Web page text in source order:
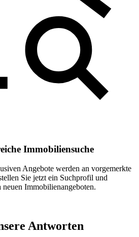
Immobiliensuche
Angebote werden an vorgemerkte
Sie jetzt ein Suchprofil und
Immobilienangeboten.
Antworten